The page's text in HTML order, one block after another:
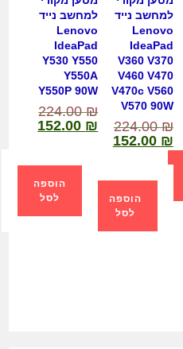
למחשב נייד
Lenovo
IdeaPad
V360 V370
V460 V470
V470c V560
V570 90W
224.00₪
152.00 ₪
הוספה
לסל
למחשב נייד
Lenovo
IdeaPad
Y530 Y550
Y550A
Y550P 90W
224.00₪
152.00 ₪
הוספה
לסל